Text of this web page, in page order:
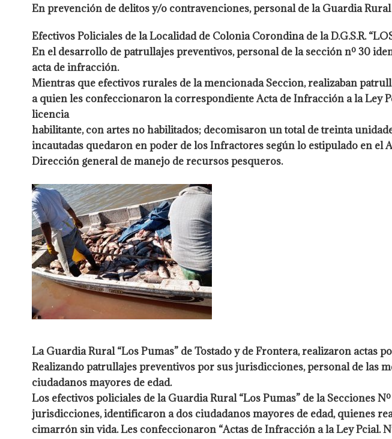
En prevención de delitos y/o contravenciones, personal de la Guardia
Efectivos Policiales de la Localidad de Colonia Corondina de la D.G.S.R.
En el desarrollo de patrullajes preventivos, personal de la sección nº 30
acta de infracción.
Mientras que efectivos rurales de la mencionada Seccion, realizaban
a quienles confeccionaron la correspondiente Acta de Infracción a la Ley
licencia
habilitante, con artes no habilitados; decomisaron un total de treinta
incautadas quedaron en poder de los Infractores según lo estipulado en el
Dirección general de manejo de recursos pesqueros.
La Guardia Rural “Los Pumas” de Tostado y de Frontera, realizaron actas
Realizando patrullajes preventivos por sus jurisdicciones, personal de las
ciudadanos mayores de edad.
Los efectivos policiales de la Guardia Rural “Los Pumas” de la Secciones Nº
jurisdicciones,identificaron a dos ciudadanos mayores de edad, quienes
cimarrón sin vida. Les confeccionaron “Actas de Infracción a la Ley Pcial.